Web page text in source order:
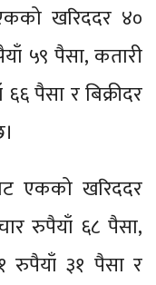
खरिददर ४०
५९ पैसा, कतारी
पैसा र बिक्रीदर
एकको खरिददर
रुपैयाँ ६८ पैसा,
रुपैयाँ ३१ पैसा र